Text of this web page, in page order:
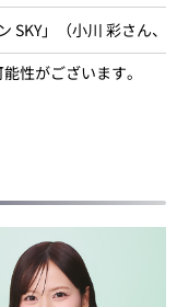
SKY」（小川 彩さん
性がございます。